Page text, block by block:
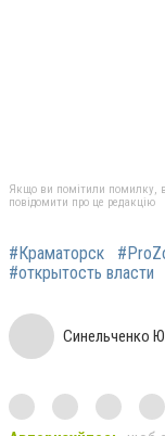
Якщо ви помітили помилку,
повідомити про це редакцію
#Краматорск
#открытость власти
Синельченко